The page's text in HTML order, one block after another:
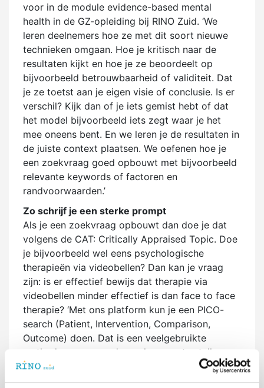
voor in de module evidence-based mental
health in de GZ-opleiding bij RINO Zuid. ‘We
leren deelnemers hoe ze met dit soort nieuwe
technieken omgaan. Hoe je kritisch naar de
resultaten kijkt en hoe je ze beoordeelt op
bijvoorbeeld betrouwbaarheid of validiteit. Dat
je ze toetst aan je eigen visie of conclusie. Is er
verschil? Kijk dan of je iets gemist hebt of dat
het model bijvoorbeeld iets zegt waar je het
mee oneens bent. En we leren je de resultaten in
de juiste context plaatsen. We oefenen hoe je
een zoekvraag goed opbouwt met bijvoorbeeld
relevante keywords of factoren en
randvoorwaarden.’
Zo schrijf je een sterke prompt
Als je een zoekvraag opbouwt dan doe je dat
volgens de CAT: Critically Appraised Topic. Doe
je bijvoorbeeld wel eens psychologische
therapieën via videobellen? Dan kan je vraag
zijn: is er effectief bewijs dat therapie via
videobellen minder effectief is dan face to face
therapie? ‘Met ons platform kun je een PICO-
search (Patient, Intervention, Comparison,
Outcome) doen. Dat is een veelgebruikte
methode om een onderzoeksvraag te stellen en
te beantwoorden in de gezondheidszorg. Zo
ziet dat er dan ongeveer uit: Patiënt – jongeren